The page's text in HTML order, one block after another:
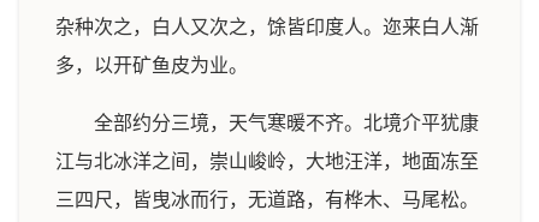
杂种次之，白人又次之，馀皆印度人。迩来白人渐
多，以开矿鱼皮为业。
全部约分三境，天气寒暖不齐。北境介平犹康
江与北冰洋之间，崇山峻岭，大地汪洋，地面冻至
三四尺，皆曳冰而行，无道路，有桦木、马尾松。